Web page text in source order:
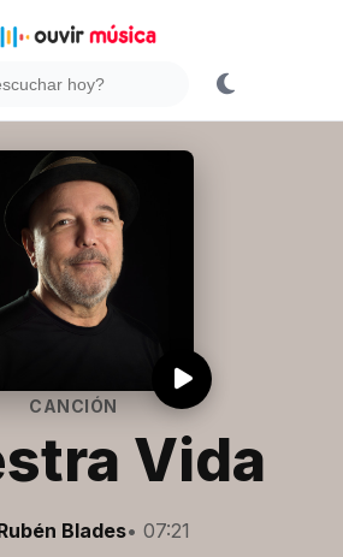
CANCIÓN
Vida
Blades• 07:21